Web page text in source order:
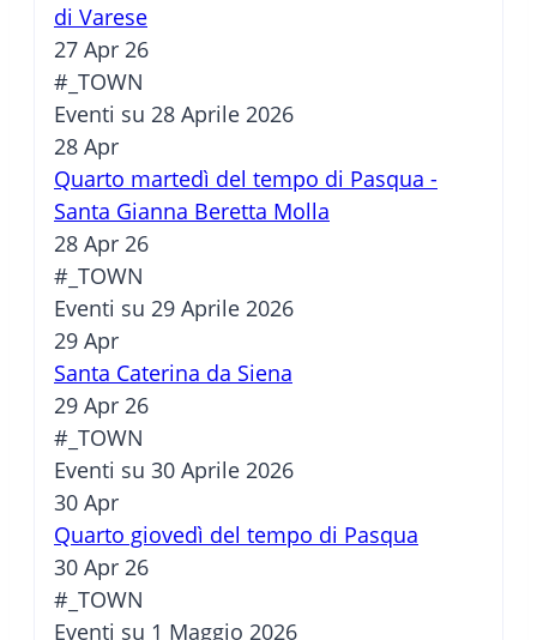
di Varese
27 Apr 26
#_TOWN
Eventi su 28 Aprile 2026
28 Apr
Quarto martedì del tempo di Pasqua -
Santa Gianna Beretta Molla
28 Apr 26
#_TOWN
Eventi su 29 Aprile 2026
29 Apr
Santa Caterina da Siena
29 Apr 26
#_TOWN
Eventi su 30 Aprile 2026
30 Apr
Quarto giovedì del tempo di Pasqua
30 Apr 26
#_TOWN
Eventi su 1 Maggio 2026